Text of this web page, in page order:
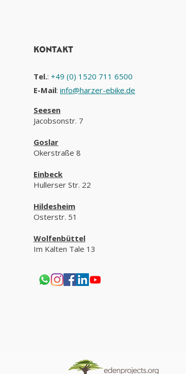
KONTAKT
Tel.:+49 (0) 1520 711 6500
E-Mail:info@harzer-ebike.de
Seesen
Jacobsonstr. 7
Goslar
Okerstraße 8
Einbeck
Hullerser Str. 22
Hildesheim
Osterstr. 51
Wolfenbüttel
Im Kalten Tale 13